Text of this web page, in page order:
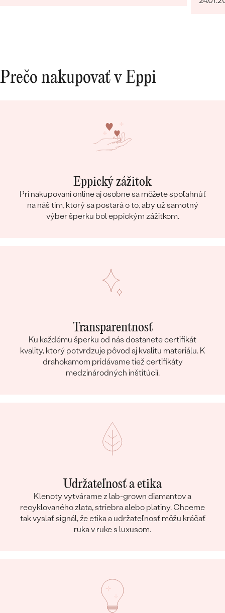
Prečo nakupovať v Eppi
Eppický zážitok
Pri nakupovaní online aj osobne sa môžete spoľahnúť
na náš tím, ktorý sa postará o to, aby už samotný
výber šperku bol eppickým zážitkom.
Transparentnosť
Ku každému šperku od nás dostanete certifikát
kvality, ktorý potvrdzuje pôvod aj kvalitu materiálu. K
drahokamom pridávame tiež certifikáty
medzinárodných inštitúcií.
Udržateľnosť a etika
Klenoty vytvárame z lab-grown diamantov a
recyklovaného zlata, striebra alebo platiny. Chceme
tak vyslať signál, že etika a udržateľnosť môžu kráčať
ruka v ruke s luxusom.